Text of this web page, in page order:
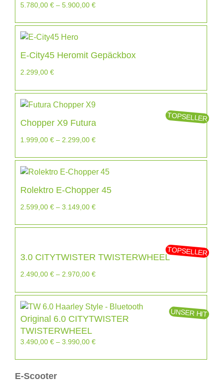
5.780,00 € – 5.900,00 €
E-City45 Heromit Gepäckbox
2.299,00 €
Chopper X9 Futura
TOPSELLER
1.999,00 € – 2.299,00 €
Rolektro E-Chopper 45
2.599,00 € – 3.149,00 €
3.0 CITYTWISTER TWISTERWHEEL
TOPSELLER
2.490,00 € – 2.970,00 €
Original 6.0 CITYTWISTER
TWISTERWHEEL
UNSER HIT
3.490,00 € – 3.990,00 €
E-Scooter